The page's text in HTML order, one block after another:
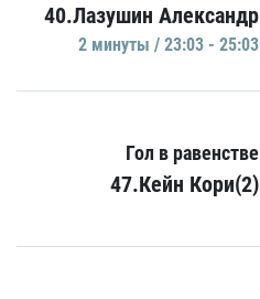
40.Лазушин Александр
2 минуты / 23:03 - 25:03
Гол в равенстве
47.Кейн Кори(2)